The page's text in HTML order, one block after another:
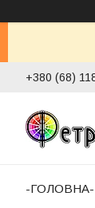
+380 (68)
-ГОЛОВНА-